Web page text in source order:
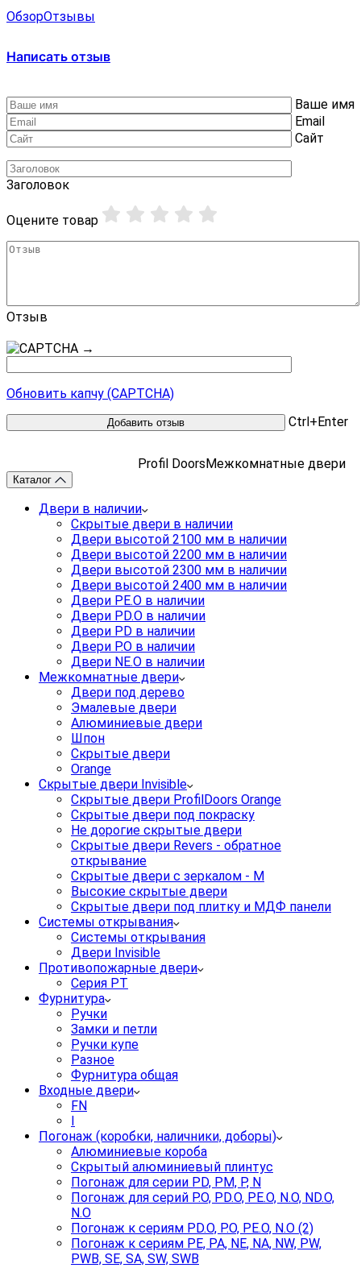
ОбзорОтзывы
Написать отзыв
Ваше имя
Email
Сайт
Заголовок
Оцените товар
Отзыв
→
Обновить капчу (CAPTCHA)
Ctrl+Enter
Profil Doors Межкомнатные двери
Каталог
Двери в наличии
Скрытые двери в наличии
Двери высотой 2100 мм в наличии
Двери высотой 2200 мм в наличии
Двери высотой 2300 мм в наличии
Двери высотой 2400 мм в наличии
Двери PE.O в наличии
Двери PD.O в наличии
Двери PD в наличии
Двери P.O в наличии
Двери NE.O в наличии
Межкомнатные двери
Двери под дерево
Эмалевые двери
Алюминиевые двери
Шпон
Скрытые двери
Orange
Скрытые двери Invisible
Скрытые двери ProfilDoors Orange
Скрытые двери под покраску
Не дорогие скрытые двери
Скрытые двери Revers - обратное
открывание
Скрытые двери с зеркалом - M
Высокие скрытые двери
Скрытые двери под плитку и МДФ панели
Системы открывания
Системы открывания
Двери Invisible
Противопожарные двери
Серия PT
Фурнитура
Ручки
Замки и петли
Ручки купе
Разное
Фурнитура общая
Входные двери
FN
Погонаж (коробки, наличники, доборы)
Алюминиевые короба
Скрытый алюминиевый плинтус
Погонаж для серии PD, PM, P, N
Погонаж для серий P.O, PD.O, PE.O, N.O, ND.O,
N.O
Погонаж к сериям PD.O, P.O, PE.O, N.O (2)
Погонаж к сериям PE, PA, NE, NA, NW, PW,
PWB, SE, SA, SW, SWB